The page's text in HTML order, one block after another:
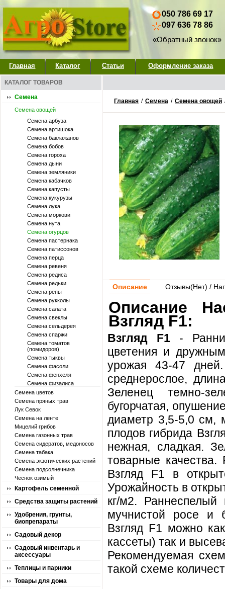
050 786 69 17
097 636 78 86
«Обратный звонок»
Главная Каталог Статьи Оформление заказа
КАТАЛОГ ТОВАРОВ
Семена
Семена овощей
Семена арбуза
Семена артишока
Семена баклажанов
Семена бобов
Семена гороха
Семена дыни
Семена земляники
Семена кабачков
Семена капусты
Семена кукурузы
Семена лука
Семена моркови
Семена нута
Семена огурцов
Семена пастернака
Семена патиссонов
Семена перца
Семена ревеня
Семена редиса
Семена редьки
Семена репы
Семена рукколы
Семена салата
Семена свеклы
Семена сельдерея
Семена спаржи
Семена томатов
(помидоров)
Семена тыквы
Семена фасоли
Семена фенхеля
Семена физалиса
Семена цветов
Семена пряных трав
Лук Севок
Семена на ленте
Мицелий грибов
Семена газонных трав
Семена сидератов, медоносов
Семена табака
Семена экзотических растений
Семена подсолнечника
Чеснок озимый
Картофель семенной
Средства защиты растений
Удобрения, грунты,
биопрепараты
Садовый декор
Садовый инвентарь и
аксессуары
Теплицы и парники
Товары для дома
Главная / Семена / Семена овощей
Описание Отзывы(Нет) /
Описание
Взгляд F1:
Взгляд F1 -
цветения и
урожая 43-47
среднерослое,
Зеленец темно-
бугорчатая,
диаметр 3,5-5,0 см,
плодов гибрида
нежная, сладкая.
товарные
Взгляд F1 в
Урожайность в
кг/м2.
мучнистой росе и
Взгляд F1 можно
кассеты) так и
Рекомендуемая
такой схеме